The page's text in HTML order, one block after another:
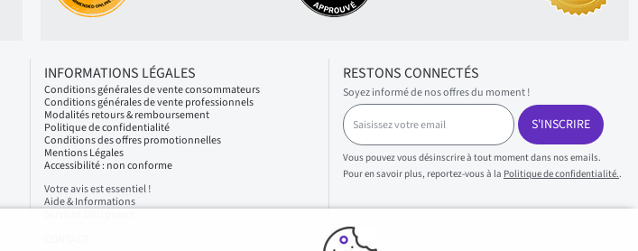
INFORMATIONS LÉGALES
Conditions générales de vente consommateurs
Conditions générales de vente professionnels
Modalités retours & remboursement
Politique de confidentialité
Conditions des offres promotionnelles
Mentions Légales
Accessibilité : non conforme
Votre avis est essentiel !
Aide & Informations
RESTONS CONNECTÉS
Soyez informé de nos offres du moment !
S
a
s
i
s
e
z
S'INSCRIRE
Vous pouvez vous désinscrire à tout moment dans nos emails.
Pour en savoir plus, reportez-vous à la Politique de confidentialité..